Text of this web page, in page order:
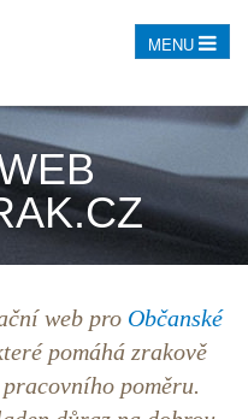
MENU
web pro Občanské
pomáhá zrakově
poměru.